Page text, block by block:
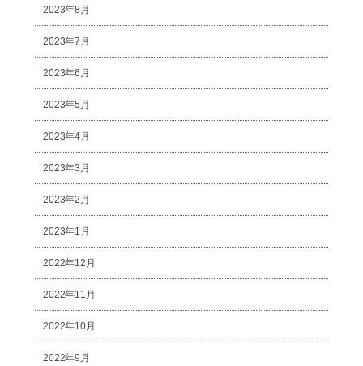
2023年8月
2023年7月
2023年6月
2023年5月
2023年4月
2023年3月
2023年2月
2023年1月
2022年12月
2022年11月
2022年10月
2022年9月